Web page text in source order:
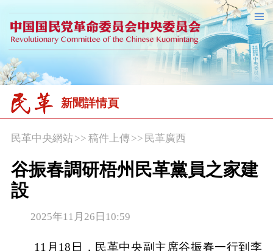
新聞詳情頁
民革中央網站>> 稿件上傳>> 民革廣西
谷振春調研梧州民革黨員之家建
設
2025年11月26日10:59
11月18日，民革中央副主席谷振春一行到李